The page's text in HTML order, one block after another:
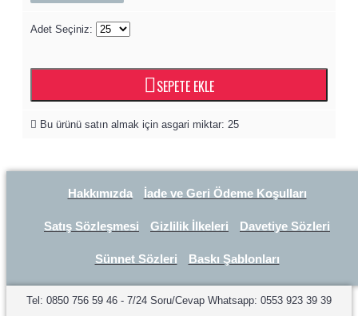
Adet Seçiniz:
SEPETE EKLE
Bu ürünü satın almak için asgari miktar: 25
Hakkımızda İade ve Geri Ödeme Koşulları
Satış Sözleşmesi Gizlilik İlkeleri Davetiye Sözleri
Sünnet Sözleri Baskı Şablonları
Tel: 0850 756 59 46 - 7/24 Soru/Cevap Whatsapp: 0553 923 39 39